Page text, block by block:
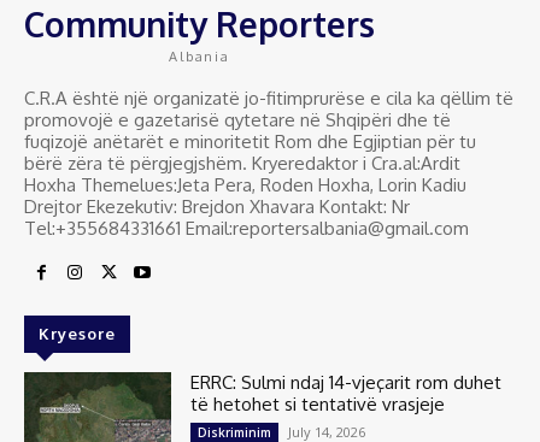
Community Reporters
Albania
C.R.A është një organizatë jo-fitimprurëse e cila ka qëllim të
promovojë e gazetarisë qytetare në Shqipëri dhe të
fuqizojë anëtarët e minoritetit Rom dhe Egjiptian për tu
bërë zëra të përgjegjshëm. Kryeredaktor i Cra.al:Ardit
Hoxha Themelues:Jeta Pera, Roden Hoxha, Lorin Kadiu
Drejtor Ekezekutiv: Brejdon Xhavara Kontakt: Nr
Tel:+355684331661 Email:reportersalbania@gmail.com
Kryesore
ERRC: Sulmi ndaj 14-vjeçarit rom duhet
të hetohet si tentativë vrasjeje
Diskriminim July 14, 2026